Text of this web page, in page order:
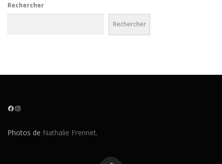
Rechercher
Rechercher
Facebook Instagram
Photos de Nathalie Frennet.